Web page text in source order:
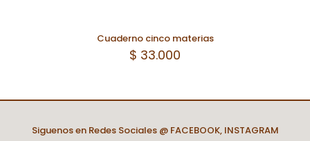
Cuaderno cinco materias
$ 33.000
Siguenos en Redes Sociales @ FACEBOOK, INSTAGRAM